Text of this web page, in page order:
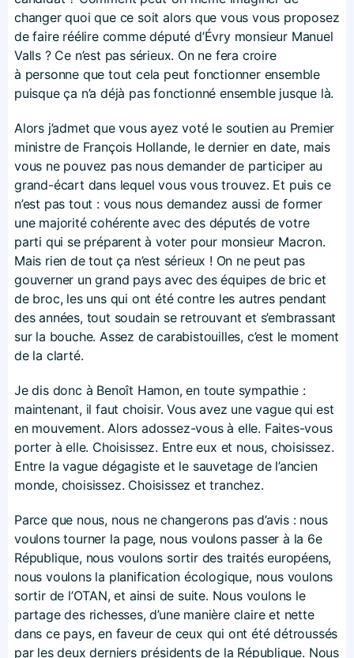
changer quoi que ce soit alors que vous vous proposez
de faire réélire comme député d’Évry monsieur Manuel
Valls ? Ce n’est pas sérieux. On ne fera croire
à personne que tout cela peut fonctionner ensemble
puisque ça n’a déjà pas fonctionné ensemble jusque là.
Alors j’admet que vous ayez voté le soutien au Premier
ministre de François Hollande, le dernier en date, mais
vous ne pouvez pas nous demander de participer au
grand-écart dans lequel vous vous trouvez. Et puis ce
n’est pas tout : vous nous demandez aussi de former
une majorité cohérente avec des députés de votre
parti qui se préparent à voter pour monsieur Macron.
Mais rien de tout ça n’est sérieux ! On ne peut pas
gouverner un grand pays avec des équipes de bric et
de broc, les uns qui ont été contre les autres pendant
des années, tout soudain se retrouvant et s’embrassant
sur la bouche. Assez de carabistouilles, c’est le moment
de la clarté.
Je dis donc à Benoît Hamon, en toute sympathie :
maintenant, il faut choisir. Vous avez une vague qui est
en mouvement. Alors adossez-vous à elle. Faites-vous
porter à elle. Choisissez. Entre eux et nous, choisissez.
Entre la vague dégagiste et le sauvetage de l’ancien
monde, choisissez. Choisissez et tranchez.
Parce que nous, nous ne changerons pas d’avis : nous
voulons tourner la page, nous voulons passer à la 6e
République, nous voulons sortir des traités européens,
nous voulons la planification écologique, nous voulons
sortir de l’OTAN, et ainsi de suite. Nous voulons le
partage des richesses, d’une manière claire et nette
dans ce pays, en faveur de ceux qui ont été détroussés
par les deux derniers présidents de la République. Nous